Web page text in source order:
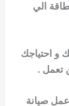
الي
و احتياجك
تعمل .
صيانة